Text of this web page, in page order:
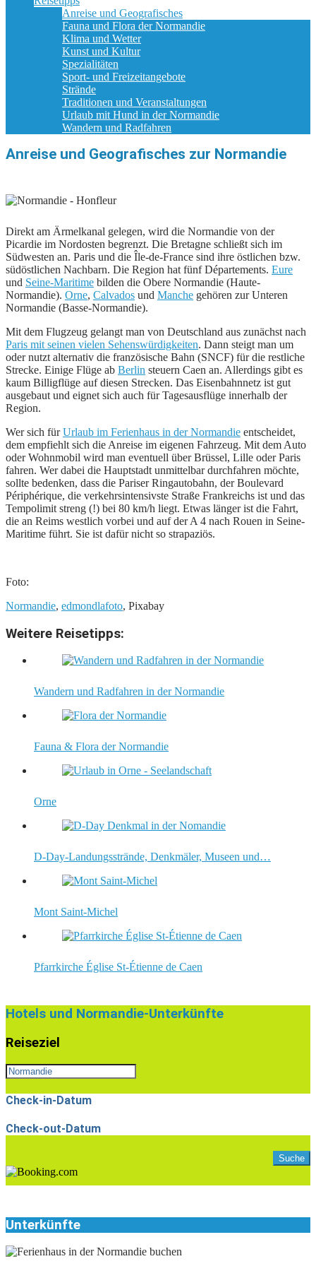
Anreise und Geografisches
Fauna und Flora der Normandie
Klima und Wetter
Kunst und Kultur
Spezialitäten
Sport- und Freizeitangebote
Strände
Traditionen und Veranstaltungen
Urlaub mit Hund in der Normandie
Wandern und Radfahren
Anreise und Geografisches zur Normandie
Direkt am Ärmelkanal gelegen, wird die Normandie von der
Picardie im Nordosten begrenzt. Die Bretagne schließt sich im
Südwesten an. Paris und die Île-de-France sind ihre östlichen bzw.
südöstlichen Nachbarn. Die Region hat fünf Départements. Eure
und Seine-Maritime bilden die Obere Normandie (Haute-
Normandie). Orne, Calvados und Manche gehören zur Unteren
Normandie (Basse-Normandie).
Mit dem Flugzeug gelangt man von Deutschland aus zunächst nach
Paris mit seinen vielen Sehenswürdigkeiten. Dann steigt man um
oder nutzt alternativ die französische Bahn (SNCF) für die restliche
Strecke. Einige Flüge ab Berlin steuern Caen an. Allerdings gibt es
kaum Billigflüge auf diesen Strecken. Das Eisenbahnnetz ist gut
ausgebaut und eignet sich auch für Tagesausflüge innerhalb der
Region.
Wer sich fürUrlaub im Ferienhaus in der Normandie entscheidet,
dem empfiehlt sich die Anreise im eigenen Fahrzeug. Mit dem Auto
oder Wohnmobil wird man eventuell über Brüssel, Lille oder Paris
fahren. Wer dabei die Hauptstadt unmittelbar durchfahren möchte,
sollte bedenken, dass die Pariser Ringautobahn, der Boulevard
Périphérique, die verkehrsintensivste Straße Frankreichs ist und das
Tempolimit streng (!) bei 80 km/h liegt. Etwas länger ist die Fahrt,
die an Reims westlich vorbei und auf der A 4 nach Rouen in Seine-
Maritime führt. Sie ist dafür nicht so strapaziös.
Foto:
Normandie, edmondlafoto, Pixabay
Weitere Reisetipps:
Wandern und Radfahren in der Normandie
Fauna & Flora der Normandie
Orne
D-Day-Landungsstrände, Denkmäler, Museen und…
Mont Saint-Michel
Pfarrkirche Église St-Étienne de Caen
03-
03
Hotels und Normandie-Unterkünfte
Reiseziel
Check-in-Datum
Check-out-Datum
Unterkünfte